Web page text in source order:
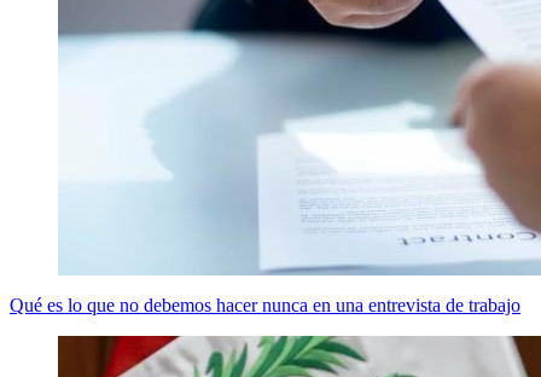
Qué es lo que no debemos hacer nunca en una entrevista de trabajo